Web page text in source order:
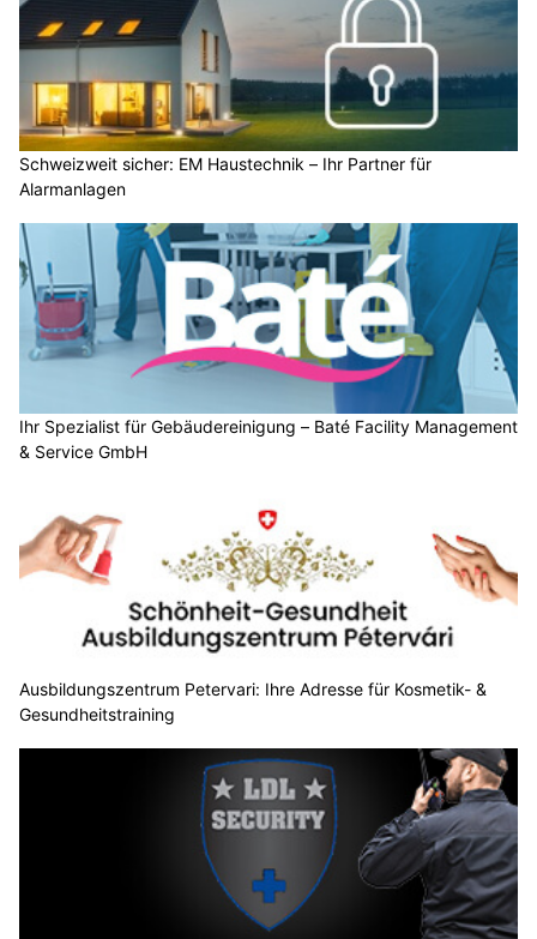
Schweizweit sicher: EM Haustechnik – Ihr Partner für
Alarmanlagen
Ihr Spezialist für Gebäudereinigung – Baté Facility Management
& Service GmbH
Ausbildungszentrum Petervari: Ihre Adresse für Kosmetik- &
Gesundheitstraining